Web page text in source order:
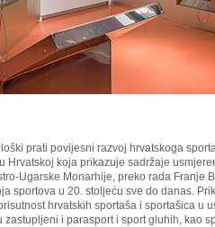
prati povijesni razvoj hrvatskoga
Hrvatskoj koja prikazuje sadržaje
Ugarske Monarhije, preko rada Franje
sportova u 20. stoljeću sve do danas.
hrvatskih sportaša i sportašica u
zastupljeni i parasport i sport gluhih, kao